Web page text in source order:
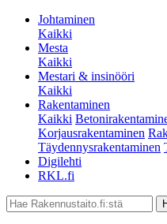
Johtaminen
Kaikki
Mesta
Kaikki
Mestari & insinööri
Kaikki
Rakentaminen
Kaikki
Korjausrakentaminen
Täydennysrakentaminen
Digilehti
RKL.fi